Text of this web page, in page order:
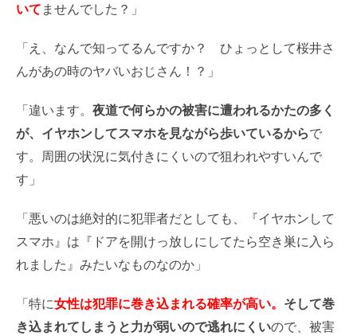
いて ませんでした？」
「え、なんで知ってるんですか？ ひょっとして桜井さ
んがあの時のヤバいおじさん！？」
「違います。 夜道で何らかの被害に遭われるかたの多く
が、イヤホンしてスマホを見ながら歩いているからで
す。周囲の状況に気付きにくいので狙われやすいんで
す」
「悪いのは絶対的に犯罪者だとしても、『イヤホンして
スマホ』は『ドアを開けっ放しにしてたら空き巣に入ら
れました』みたいなものなのか」
「特に女性は犯罪に巻き込まれる確率が高い。 そして巻
き込まれてしまうと力が弱いので逃れにくいので、被害